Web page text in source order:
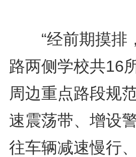
“经前期摸排
路两侧学校共16
周边重点路段规
速震荡带、增设
往车辆减速慢行